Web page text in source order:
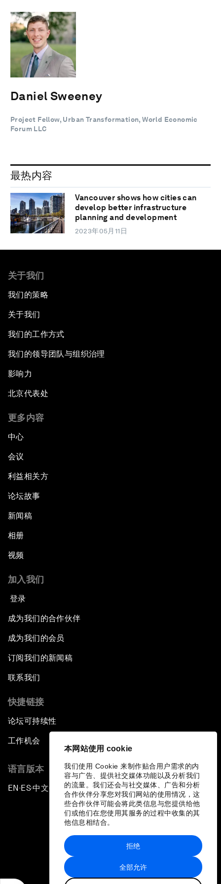
本网站使用 cookie
我们使用 Cookie 来制作贴合用户需求的内
容与广告、提供社交媒体功能以及分析我们
的流量。我们还会与社交媒体、广告和分析
合作伙伴分享您对我们网站的使用情况，这
些合作伙伴可能会将此类信息与您提供给他
们或他们在您使用其服务的过程中收集的其
他信息相结合。
全部允许
拒绝
Daniel Sweeney
Project Fellow, Urban Transformation, World Economic
Forum LLC
最热内容
Vancouver shows how cities can
develop better infrastructure
planning and development
2023年05月11日
关于我们
我们的策略
关于我们
我们的工作方式
我们的领导团队与组织治理
影响力
北京代表处
更多内容
中心
会议
利益相关方
论坛故事
新闻稿
相册
视频
加入我们
登录
成为我们的合作伙伴
成为我们的会员
订阅我们的新闻稿
联系我们
快捷链接
论坛可持续性
工作机会
语言版本
EN ▪ ES▪中文▪ 日本語
站点地图